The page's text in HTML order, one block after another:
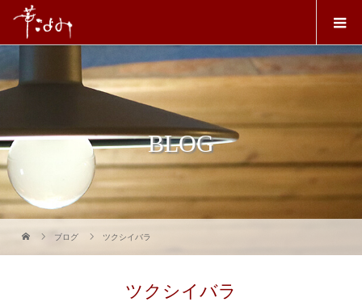
BLOG
ブログ ツクシイバラ
ツクシイバラ